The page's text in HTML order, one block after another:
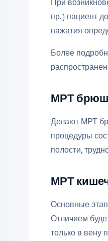
При
пр.) пациент
нажатия
Более
МРТ
Делают МРТ
процедуры
полости,
МРТ
Основные
Отличием
только в вену